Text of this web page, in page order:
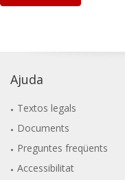
Ajuda
Textos legals
Documents
Preguntes freqüents
Accessibilitat